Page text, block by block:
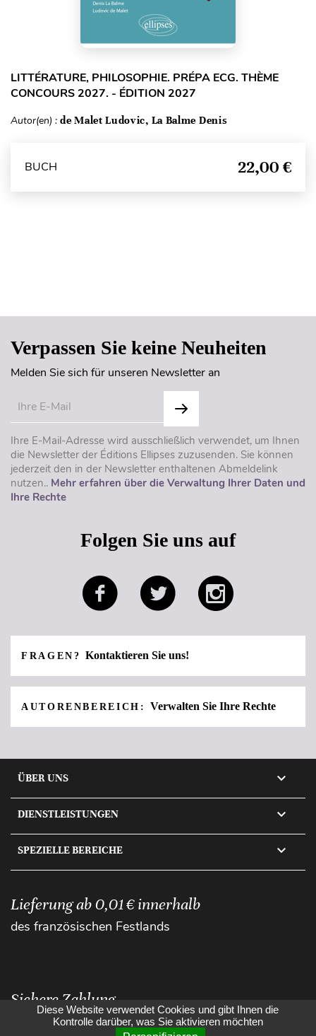
LITTÉRATURE, PHILOSOPHIE. PRÉPA ECG. THÈME
CONCOURS 2027. - ÉDITION 2027
Autor(en) : de Malet Ludovic, La Balme Denis
BUCH 22,00 €
Verpassen Sie keine Neuheiten
Melden Sie sich für unseren Newsletter an
Ihre E-Mail-Adresse wird ausschließlich verwendet, um Ihnen
die Newsletter der Éditions Ellipses zuzusenden. Sie können
jederzeit den in der Newsletter enthaltenen Abmeldelink
nutzen.. Mehr erfahren über die Verwaltung Ihrer Daten und
Ihre Rechte
Folgen Sie uns auf
FRAGEN?Kontaktieren Sie uns!
AUTORENBEREICH:Verwalten Sie Ihre Rechte
ÜBER UNS 
DIENSTLEISTUNGEN 
SPEZIELLE BEREICHE 
Lieferung ab 0,01 € innerhalb
des französischen Festlands
Sichere Zahlung
Diese Website verwendet Cookies und gibt Ihnen die
Kontrolle darüber, was Sie aktivieren möchten